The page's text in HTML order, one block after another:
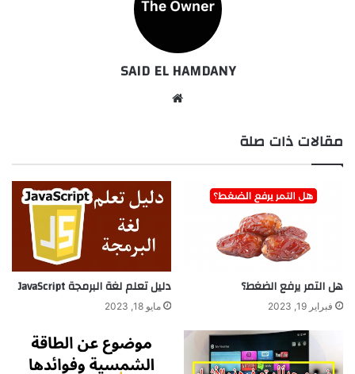
SAID EL HAMDANY
مقالات ذات صلة
هل التمر يرفع الضغط؟
فبراير 19, 2023
دليل تعلم لغة البرمجة JavaScript
مايو 18, 2023